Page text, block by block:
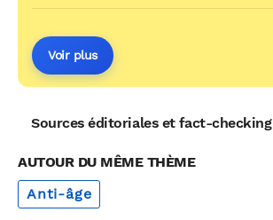
Voir plus
Sources éditoriales et fact-checking
AUTOUR DU MÊME THÈME
Anti-âge